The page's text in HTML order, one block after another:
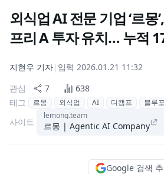
외식업 AI 전문 기업 ‘르몽
프리 A 투자 유치… 누적
지현우 기자| 입력 2026.01.21 11:32
관심
7
638
태그
르몽 외식업 AI 디캠프 블루
사이트
lemong.team
르몽 | Agentic AI Company
Google 검색